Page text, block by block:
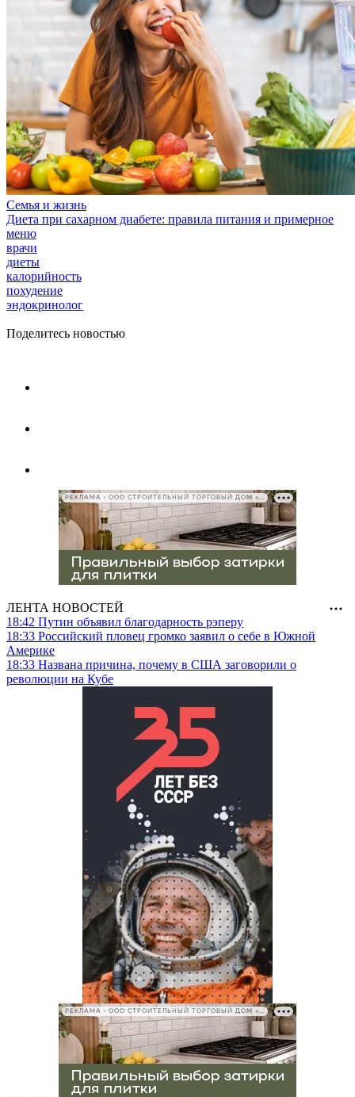
Семья и жизнь
Диета при сахарном диабете: правила питания и примерное
меню
врачи
диеты
калорийность
похудение
эндокринолог
Поделитесь новостью
РЕКЛАМА • ООО СТРОИТЕЛЬНЫЙ ТОРГОВЫЙ ДОМ «ПЕТРОВИЧ», ИНН 7802348846
ЛЕНТА НОВОСТЕЙ
18:42 Путин объявил благодарность рэперу
18:33 Российский пловец громко заявил о себе в Южной
Америке
18:33 Названа причина, почему в США заговорили о
революции на Кубе
РЕКЛАМА • ООО СТРОИТЕЛЬНЫЙ ТОРГОВЫЙ ДОМ «ПЕТРОВИЧ», ИНН 7802348846